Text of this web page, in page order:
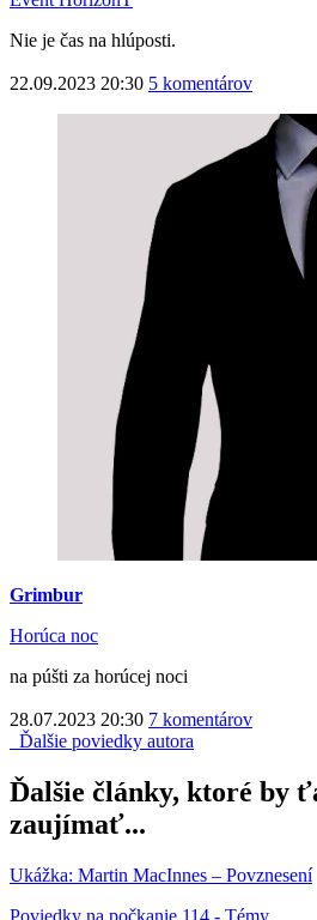
Nie je čas na hlúposti.
22.09.2023 20:30 5 komentárov
Grimbur
Horúca noc
na púšti za horúcej noci
28.07.2023 20:30 7 komentárov
Ďalšie poviedky autora
Ďalšie články, ktoré by
zaujímať...
Ukážka: Martin MacInnes – Povznesení
Poviedky na počkanie 114 - Témy